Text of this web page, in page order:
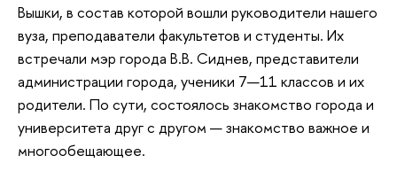
Вышки, в состав которой вошли руководители нашего
вуза, преподаватели факультетов и студенты. Их
встречали мэр города В.В. Сиднев, представители
администрации города, ученики 7—11 классов и их
родители. По сути, состоялось знакомство города и
университета друг с другом — знакомство важное и
многообещающее.